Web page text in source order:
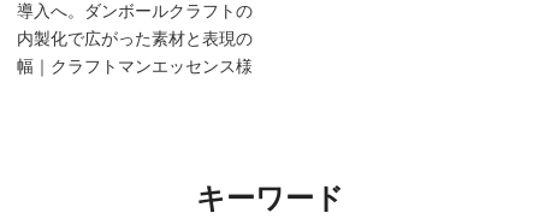
導入へ。ダンボールクラフトの
内製化で広がった素材と表現の
幅｜クラフトマンエッセンス様
キーワード